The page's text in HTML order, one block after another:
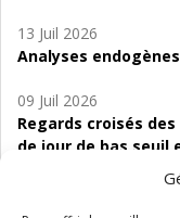
13 Juil 2026
Analyses
09 Juil 2026
Regards croisés
de jour de bas seuil
06 Juil 2026